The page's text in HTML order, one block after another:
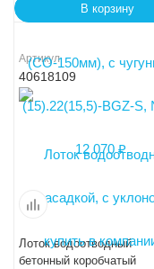
В корзину
Артикул
40618109
Лоток водоотводный
бетонный коробчатый